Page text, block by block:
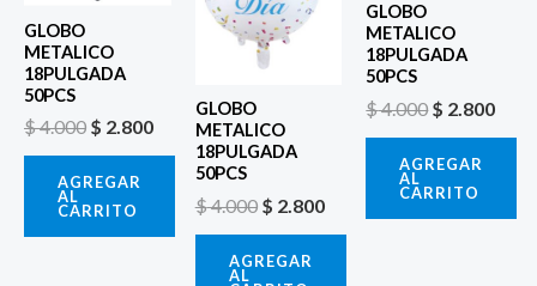
GLOBO
METALICO
18PULGADA
50PCS
$4.000 $ 2.800
AGREGAR
AL
CARRITO
GLOBO
METALICO
18PULGADA
50PCS
$4.000 $ 2.800
AGREGAR
AL
GLOBO
METALICO
18PULGADA
50PCS
$4.000$ 2.800
AGREGAR
AL
CARRITO